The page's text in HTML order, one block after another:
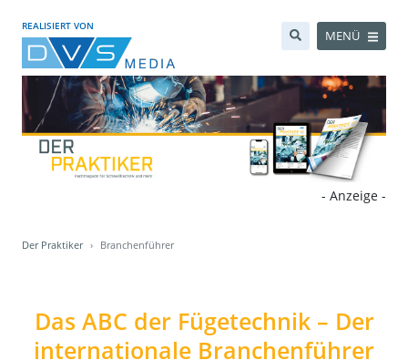
REALISIERT VON
MENÜ
- Anzeige -
Der Praktiker Branchenführer
Das ABC der Fügetechnik – Der
internationale Branchenführer